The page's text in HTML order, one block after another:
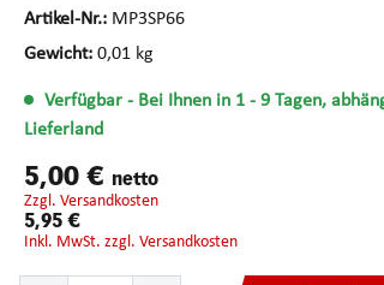
Artikel-Nr.: MP3SP66
Gewicht: 0,01 kg
Verfügbar - Bei Ihnen in 1 - 9 Tagen,
Lieferland
5,00 € netto
zzgl. Versandkosten
5,95 €
inkl. MwSt. zzgl. Versandkosten